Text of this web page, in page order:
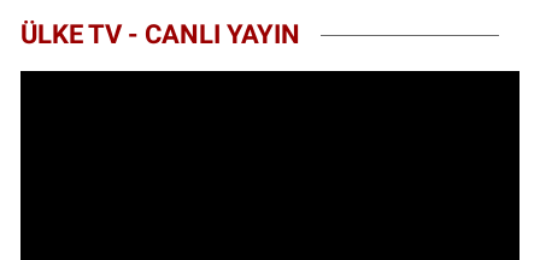
ÜLKE TV - CANLI YAYIN